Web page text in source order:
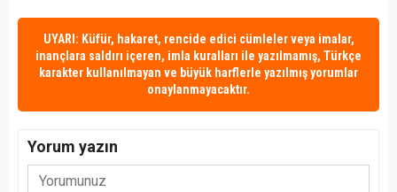
UYARI: Küfür, hakaret, rencide edici cümleler veya imalar,
inançlara saldırı içeren, imla kuralları ile yazılmamış, Türkçe
karakter kullanılmayan ve büyük harflerle yazılmış yorumlar
onaylanmayacaktır.
Yorum yazın